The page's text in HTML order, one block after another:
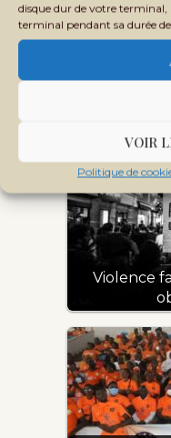
disque dur de votre
terminal pendant sa durée
VOIR
Politique de
Pandémie
Violence